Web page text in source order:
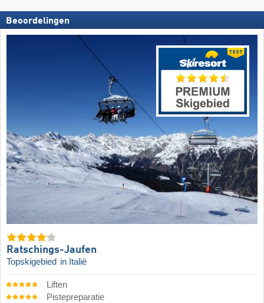
Beoordelingen
Ratschings-Jaufen
Topskigebied in Italië
Liften
Pistepreparatie